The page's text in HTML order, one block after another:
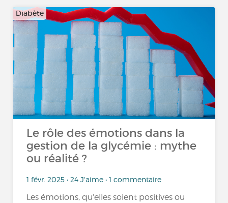
Diabète
Le rôle des émotions dans la
gestion de la glycémie : mythe
ou réalité ?
1 févr. 2025 • 24 J'aime • 1 commentaire
Les émotions, qu’elles soient positives ou